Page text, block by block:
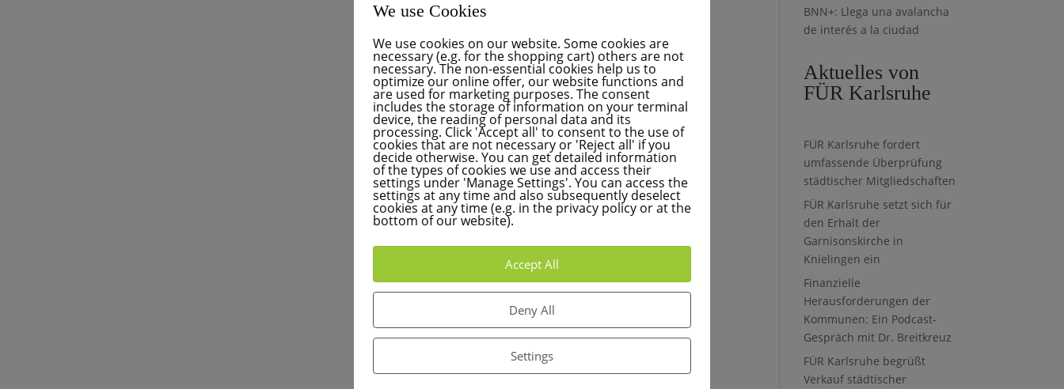
BNN+: Llega una avalancha
de interés a la ciudad
Aktuelles von
FÜR Karlsruhe
FÜR Karlsruhe fordert
umfassende Überprüfung
städtischer Mitgliedschaften
FÜR Karlsruhe setzt sich für
den Erhalt der
Garnisonskirche in
Knielingen ein
Finanzielle
Herausforderungen der
Kommunen: Ein Podcast-
Gespräch mit Dr. Breitkreuz
FÜR Karlsruhe begrüßt
Verkauf städtischer
We use Cookies
We use cookies on our website. Some cookies are
necessary (e.g. for the shopping cart) others are not
necessary. The non-essential cookies help us to
optimize our online offer, our website functions and
are used for marketing purposes. The consent
includes the storage of information on your terminal
device, the reading of personal data and its
processing. Click 'Accept all' to consent to the use of
cookies that are not necessary or 'Reject all' if you
decide otherwise. You can get detailed information
of the types of cookies we use and access their
settings under 'Manage Settings'. You can access the
settings at any time and also subsequently deselect
cookies at any time (e.g. in the privacy policy or at the
bottom of our website).
Accept All
Deny All
Settings